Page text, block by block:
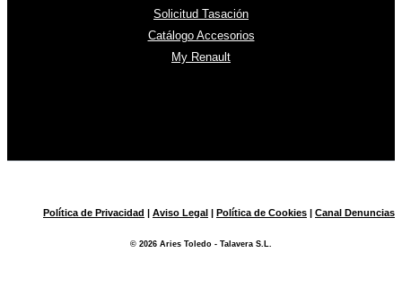
Solicitud Tasación
Catálogo Accesorios
My Renault
Política de Privacidad | Aviso Legal | Política de Cookies | Canal Denuncias
© 2026 Aries Toledo - Talavera S.L.